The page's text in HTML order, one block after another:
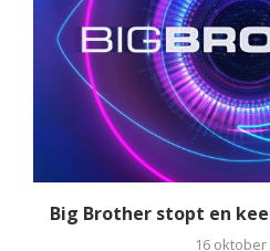
Big Brother stopt en
16 oktober